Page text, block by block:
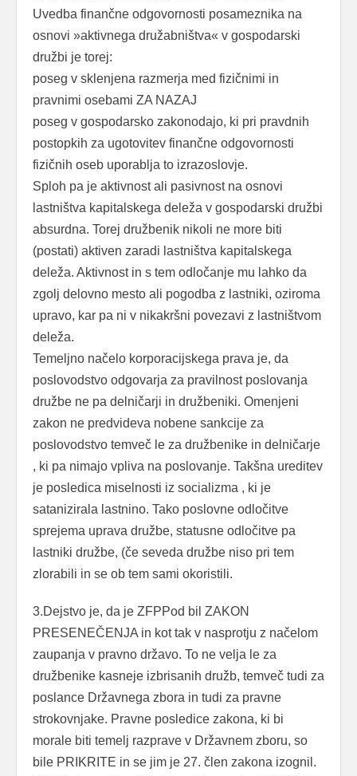
Uvedba finančne odgovornosti posameznika na
osnovi »aktivnega družabništva« v gospodarski
družbi je torej:
poseg v sklenjena razmerja med fizičnimi in
pravnimi osebami ZA NAZAJ
poseg v gospodarsko zakonodajo, ki pri pravdnih
postopkih za ugotovitev finančne odgovornosti
fizičnih oseb uporablja to izrazoslovje.
Sploh pa je aktivnost ali pasivnost na osnovi
lastništva kapitalskega deleža v gospodarski družbi
absurdna. Torej družbenik nikoli ne more biti
(postati) aktiven zaradi lastništva kapitalskega
deleža. Aktivnost in s tem odločanje mu lahko da
zgolj delovno mesto ali pogodba z lastniki, oziroma
upravo, kar pa ni v nikakršni povezavi z lastništvom
deleža.
Temeljno načelo korporacijskega prava je, da
poslovodstvo odgovarja za pravilnost poslovanja
družbe ne pa delničarji in družbeniki. Omenjeni
zakon ne predvideva nobene sankcije za
poslovodstvo temveč le za družbenike in delničarje
, ki pa nimajo vpliva na poslovanje. Takšna ureditev
je posledica miselnosti iz socializma , ki je
satanizirala lastnino. Tako poslovne odločitve
sprejema uprava družbe, statusne odločitve pa
lastniki družbe, (če seveda družbe niso pri tem
zlorabili in se ob tem sami okoristili.
3.Dejstvo je, da je ZFPPod bil ZAKON
PRESENEČENJA in kot tak v nasprotju z načelom
zaupanja v pravno državo. To ne velja le za
družbenike kasneje izbrisanih družb, temveč tudi za
poslance Državnega zbora in tudi za pravne
strokovnjake. Pravne posledice zakona, ki bi
morale biti temelj razprave v Državnem zboru, so
bile PRIKRITE in se jim je 27. člen zakona izognil.